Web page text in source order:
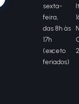
sexta-
feira,
das 8h às
17h
(exceto
feriados)